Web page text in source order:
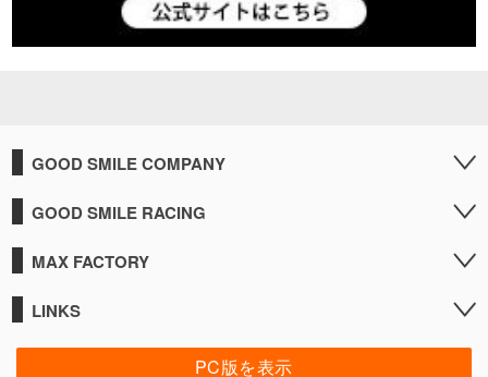
GOOD SMILE COMPANY
GOOD SMILE RACING
MAX FACTORY
LINKS
PC版を表示